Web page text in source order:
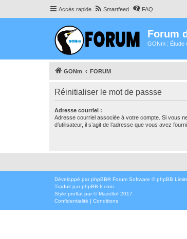
Accès rapide Smartfeed FAQ
Forum
GONm : Étude
GONm FORUM
Réinitialiser le mot de passse
Adresse courriel :
Adresse courriel associée à votre compte. Si vous
d’utilisateur, il s’agit de l’adresse que vous avez
Développé par phpBB® Forum Software © phpBB
Traduit par phpBB-fr.com
Style proflat par ©Mazeltof 2017
Confidentialité | Conditions